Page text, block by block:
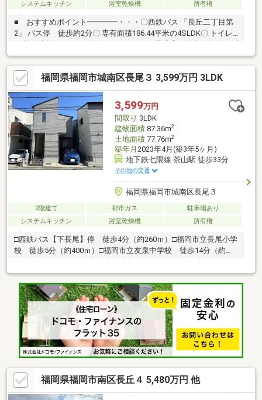
システムキッチン 浴室乾燥機 所有権
■ おすすめポイント━━━━・・・〇西鉄バス 「長丘二丁目第
2」 バス停 徒歩約2分〇 専有面積186.44平米の4SLDK〇 トイレ2
ンイレブン福岡長丘3丁目店
福岡県福岡市城南区長尾３ 3,599万円 3LDK
3,599万円
間取り 3LDK
建物面積87.36m2
土地面積77.76m2
築年月 2023年4月(築3年5ヶ月)
地下鉄七隈線 茶山駅 徒歩33分
その他の交通
福岡県福岡市城南区長尾３
2階建て 都市ガス
駐車場あり
システムキッチン
浴室乾燥機 所有権
□西鉄バス【下長尾】停 徒歩4分（約260ｍ）□福岡市立長尾小学
校 徒歩5分（約400ｍ）□福岡市立友泉中学校 徒歩14分（約
合に合わせて、『知りたい情報だけ』という短時間のご案内も可
能です。◆弊社独自サービス・FPに人生設計＆資金計画を無料相
談♪・オプション工事を住宅ローンに組み込んで賢く買い物！※詳
しくは「イベント情報」をご覧下さい。☆弊社スタッフが福岡市
内含め全物件をご案内します☆
福岡県福岡市南区長丘４ 5,480万円 他